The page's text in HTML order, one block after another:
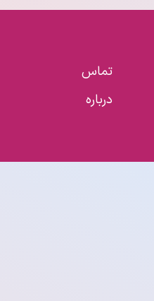
تماس
درباره